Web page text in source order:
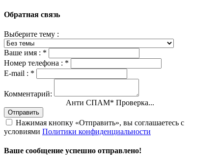
Обратная связь
Выберите тему :
Ваше имя : *
Номер телефона : *
E-mail : *
Комментарий:
Анти СПАМ* Проверка...
Отправить
Нажимая кнопку «Отправить», вы соглашаетесь с
условиями Политики конфиденциальности
Ваше сообщение успешно отправлено!